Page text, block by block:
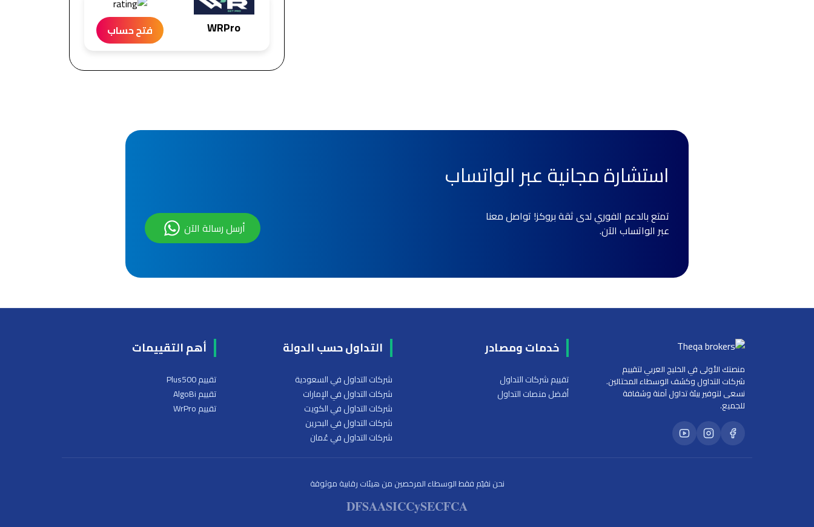
WRPro فتح حساب
استشارة مجانية عبر الواتساب
تمتع بالدعم الفوري لدى ثقة بروكز! تواصل معنا
عبر الواتساب الآن.
أرسل رسالة الآن
منصتك الأولى في الخليج العربي لتقييم
شركات التداول وكشف الوسطاء المحتالين.
نسعى لتوفير بيئة تداول آمنة وشفافة
للجميع.
خدمات ومصادر
تقييم شركات التداول
أفضل منصات التداول
التداول حسب الدولة
شركات التداول في السعودية
شركات التداول في الإمارات
شركات التداول في الكويت
شركات التداول في البحرين
شركات التداول في عُمان
أهم التقييمات
تقييم Plus500
تقييم AlgoBi
تقييم WrPro
نحن نقيّم فقط الوسطاء المرخصين من هيئات رقابية موثوقة
FCA
CySEC
ASIC
DFSA